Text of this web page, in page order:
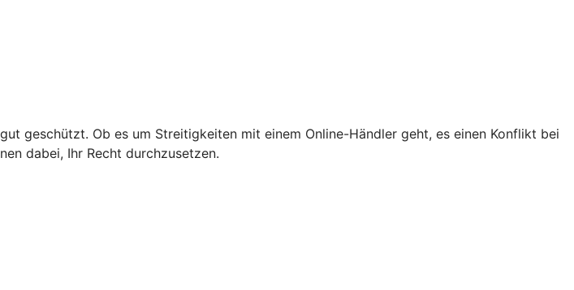
geschützt. Ob es um Streitigkeiten mit einem Online-Händler geht, es einen Konflikt bei
dabei, Ihr Recht durchzusetzen.